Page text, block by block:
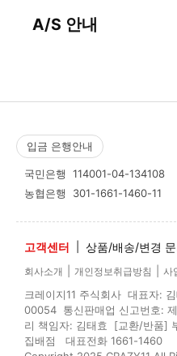
A/S 안내
입금 은행안내
국민은행 114001-04-134108
농협은행 301-1661-1460-11
고객센터 상품/배송/변경 문
회사소개 개인정보취급방침 사
크레이지11 주식회사 대표자:
00054 통신판매업 신고번호:
리 책임자: 김태효 [교환/반품]
집배점 대표전화 1661-1460